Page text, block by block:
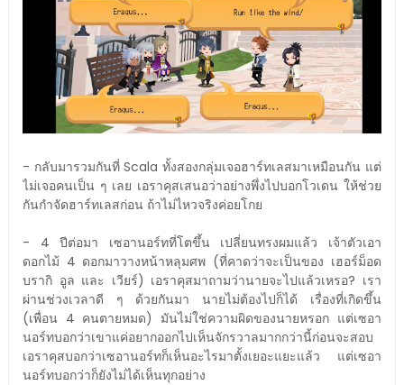
- กลับมารวมกันที่ Scala ทั้งสองกลุ่มเจอฮาร์ทเลสมาเหมือนกัน แต่
ไม่เจอคนเป็น ๆ เลย เอราคุสเสนอว่าอย่างพึ่งไปบอกโวเดน ให้ช่วย
กันกำจัดฮาร์ทเลสก่อน ถ้าไม่ไหวจริงค่อยโกย
- 4 ปีต่อมา เซอานอร์ทที่โตขึ้น เปลี่ยนทรงผมแล้ว เจ้าตัวเอา
ดอกไม้ 4 ดอกมาวางหน้าหลุมศพ (ที่คาดว่าจะเป็นของ เฮอร์ม็อด
บรากิ อูล และ เวียร์) เอราคุสมาถามว่านายจะไปแล้วเหรอ? เรา
ผ่านช่วงเวลาดี ๆ ด้วยกันมา นายไม่ต้องไปก็ได้ เรื่องที่เกิดขึ้น
(เพื่อน 4 คนตายหมด) มันไม่ใช่ความผิดของนายหรอก แต่เซอา
นอร์ทบอกว่าเขาแค่อยากออกไปเห็นจักรวาลมากกว่านี้ก่อนจะสอบ
เอราคุสบอกว่าเซอานอร์ทก็เห็นอะไรมาตั้งเยอะแยะแล้ว แต่เซอา
นอร์ทบอกว่าก็ยังไม่ได้เห็นทุกอย่าง